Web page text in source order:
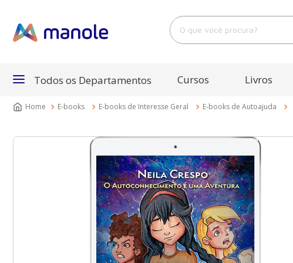
O que você procura?
Todos os Departamentos Cursos Livros
E-books E-books de Interesse Geral E-books de Autoajuda